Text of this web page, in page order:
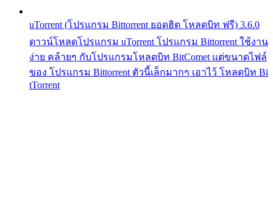
uTorrent (โปรแกรม Bittorrent ยอดฮิต โหลดบิท ฟรี) 3.6.0
ดาวน์โหลดโปรแกรม uTorrent โปรแกรม Bittorrent ใช้งาน
ง่าย คล้ายๆ กับโปรแกรมโหลดบิท BitComet แต่ขนาดไฟล์
ของ โปรแกรม Bittorrent ตัวนี้เล็กมากๆ เอาไว้ โหลดบิท Bi
tTorrent